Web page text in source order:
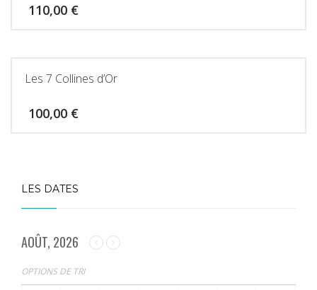
110,00 €
Les 7 Collines d’Or
100,00 €
LES DATES
AOÛT, 2026
OPTIONS DE TRI